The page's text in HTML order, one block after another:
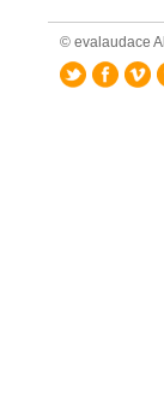
© evalaudace